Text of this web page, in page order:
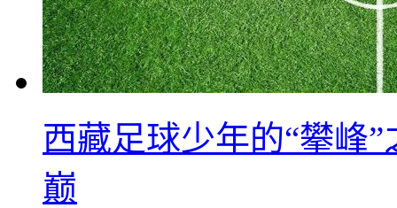
西藏足球少年的“攀峰
巅